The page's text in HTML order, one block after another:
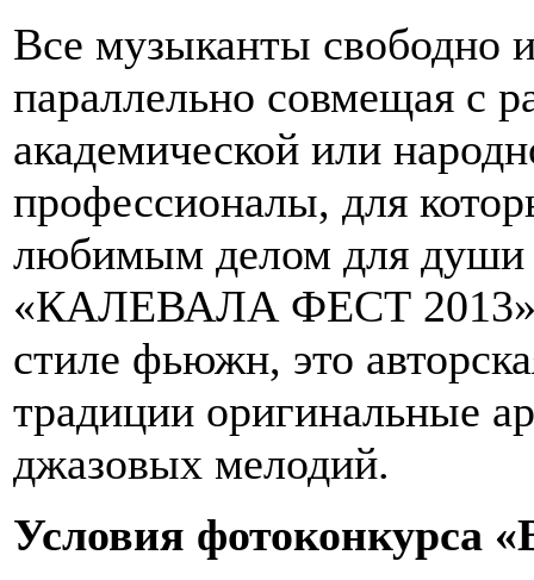
Все музыканты свободно
параллельно совмещая с
академической или
профессионалы, для
любимым делом для души
«КАЛЕВАЛА ФЕСТ 2013»
стиле фьюжн, это
традиции оригинальные
джазовых мелодий.
Условия фотоконкурса